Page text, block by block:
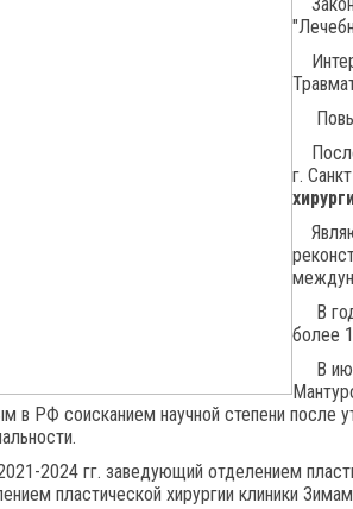
г.
В год
более
В
в РФ соисканием научной степени после
2024 гг. заведующий отделением
пластической хирургии клиники